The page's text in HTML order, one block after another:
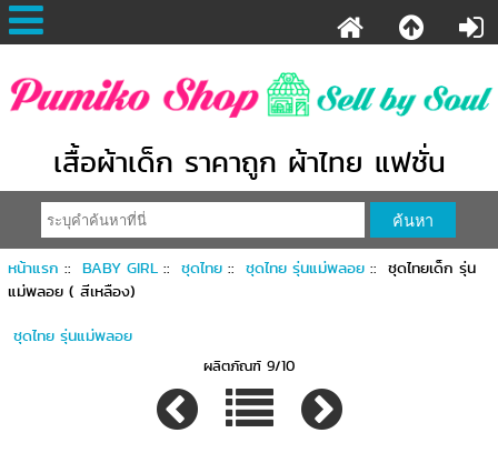
เสื้อผ้าเด็ก ราคาถูก ผ้าไทย แฟชั่น
หน้าแรก ::BABY GIRL ::ชุดไทย ::ชุดไทย รุ่นแม่พลอย :: ชุดไทยเด็ก รุ่น
แม่พลอย ( สีเหลือง)
ชุดไทย รุ่นแม่พลอย
ผลิตภัณฑ์ 9/10